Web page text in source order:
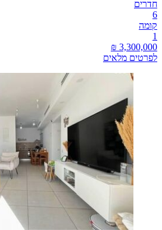
חדרים
6
קומה
1
לפרטים מלאים